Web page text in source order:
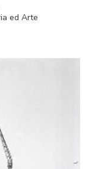
ed Arte